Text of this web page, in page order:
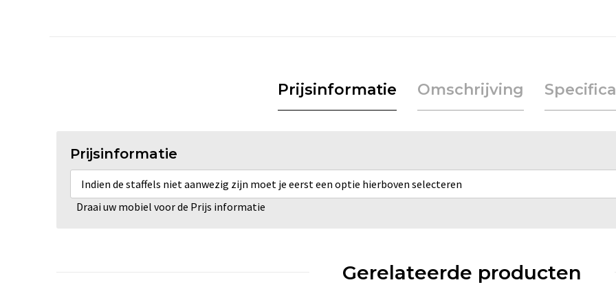
Prijsinformatie Omschrijving
Prijsinformatie
Indien de staffels niet aanwezig zijn moet je eerst een optie hierboven selecteren
Draai uw mobiel voor de Prijs informatie
Gerelateerde producten